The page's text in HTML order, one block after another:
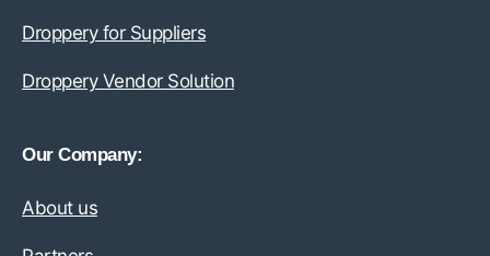
Droppery for Suppliers
Droppery Vendor Solution
Our Company:
About us